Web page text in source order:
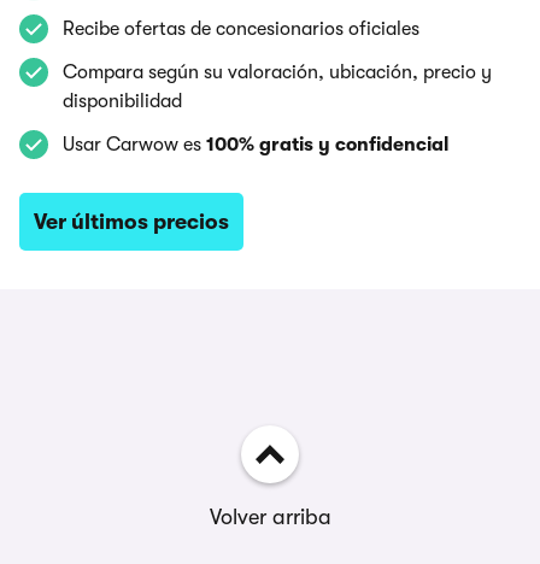
Recibe ofertas de concesionarios oficiales
Compara según su valoración, ubicación, precio y
disponibilidad
Usar Carwow es 100% gratis y confidencial
Ver últimos precios
Volver arriba